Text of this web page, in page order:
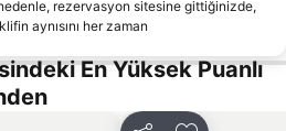
Irakli Beach
Tsentar
Smokinya
rezervasyon sitesine gittiğinizde,
aynısını her zaman
En Yüksek Puanlı